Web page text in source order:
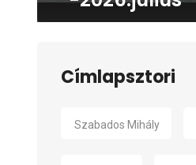
Címlapsztori
Szabados Mihály